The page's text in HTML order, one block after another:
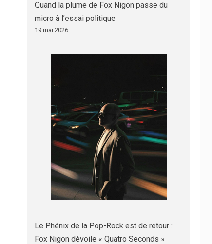
Quand la plume de Fox Nigon passe du
micro à l’essai politique
19 mai 2026
Le Phénix de la Pop-Rock est de retour :
Fox Nigon dévoile « Quatro Seconds »